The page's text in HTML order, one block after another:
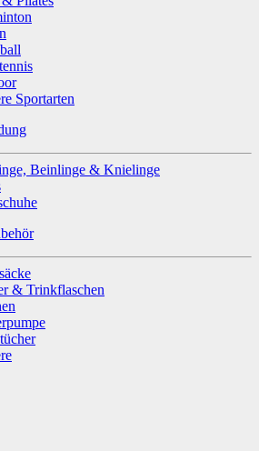
Sportarten
Beinlinge & Knielinge
& Trinkflaschen